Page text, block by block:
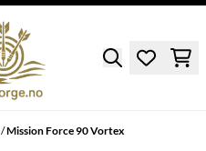
/Mission Force 90 Vortex